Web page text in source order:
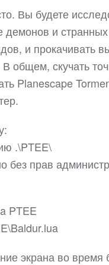
Вы будете
демонов и
и прокачивать
общем, скучать
Planescape
.\PTEE\
без прав
PTEE
экрана во время